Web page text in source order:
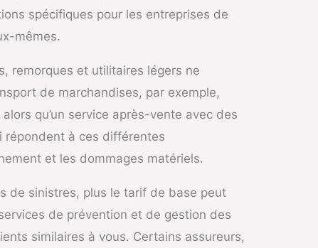
spécifiques pour les entreprises de
mêmes.
remorques et utilitaires légers ne
de marchandises, par exemple,
qu’un service après-vente avec des
répondent à ces différentes
et les dommages matériels.
de sinistres, plus le tarif de base peut
de prévention et de gestion des
similaires à vous. Certains assureurs,